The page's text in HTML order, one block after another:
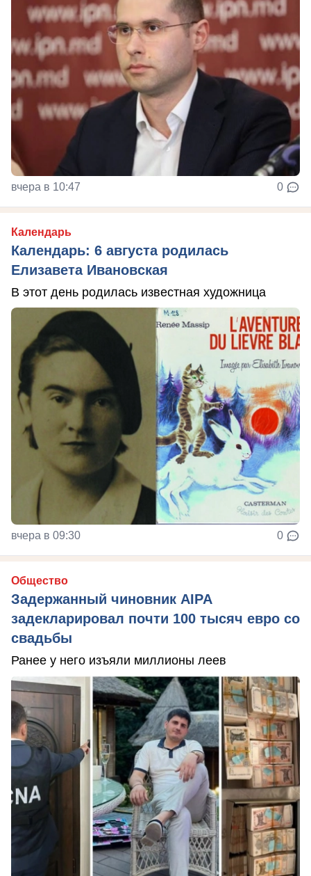
вчера в 10:47 0
Календарь
Календарь: 6 августа родилась
Елизавета Ивановская
В этот день родилась известная художница
вчера в 09:30 0
Общество
Задержанный чиновник AIPA
задекларировал почти 100 тысяч евро со
свадьбы
Ранее у него изъяли миллионы леев